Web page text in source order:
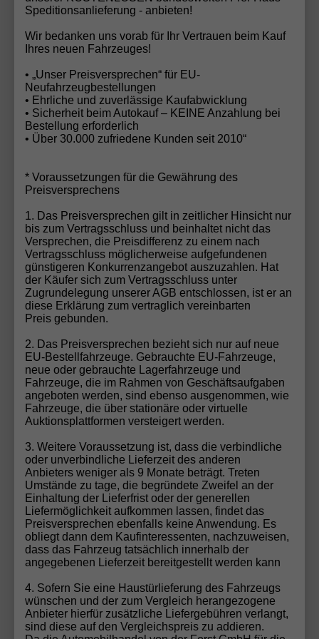
geprägt ist, setzt die Automobilhandel von der Forst
GmbH auf langfristige Kundenbeziehungen, ehrliche
Beratung und nachvollziehbare Angebote – und wird
belohnt.
Haben Sie Ihr Traumfahrzeug noch nicht entdeckt?
Kein Problem! Mit unserem
Konfiguratorkönnen Sie Ihr Wunschauto in
wenigen Schritten individuell zusammenstellen –
genau nach Ihren Vorstellungen. Alternativ senden
Sie uns IhreFahrzeuganfrage, und unser
erfahrenes Team findet das perfekte Fahrzeug für
Sie. Egal ob spezifische Ausstattung, Farbe oder
Modell – wir machen Ihren Autotraum wahr!
Gebrauchtwagen-Inzahlungnahme
Möchten Sie Ihren aktuellen Wagen in Zahlung
Gebrauchtwagen-Formular aus, und unser Team
erstellt Ihnen schnell und unkompliziert ein faires
Angebot für Ihr Fahrzeug. Wir übernehmen die
Bewertung und Abwicklung, damit Sie sich voll und
ganz auf Ihr neues EU-Fahrzeug freuen können.
Sparen Sie Zeit und profitieren Sie von unserem
Rundum-Service!
Speditionsanlieferung - anbieten!
Wir bedanken uns vorab für Ihr Vertrauen beim Kauf
Ihres neuen Fahrzeuges!
• „Unser Preisversprechen“ für EU-
Neufahrzeugbestellungen
• Ehrliche und zuverlässige Kaufabwicklung
• Sicherheit beim Autokauf – KEINE Anzahlung bei
Bestellung erforderlich
• Über 30.000 zufriedene Kunden seit 2010“
* Voraussetzungen für die Gewährung des
Preisversprechens
1. Das Preisversprechen gilt in zeitlicher Hinsicht nur
bis zum Vertragsschluss und beinhaltet nicht das
Versprechen, die Preisdifferenz zu einem nach
Vertragsschluss möglicherweise aufgefundenen
günstigeren Konkurrenzangebot auszuzahlen. Hat
der Käufer sich zum Vertragsschluss unter
Zugrundelegung unserer AGB entschlossen, ist er an
diese Erklärung zum vertraglich vereinbarten
Preis gebunden.
2. Das Preisversprechen bezieht sich nur auf neue
EU-Bestellfahrzeuge. Gebrauchte EU-Fahrzeuge,
neue oder gebrauchte Lagerfahrzeuge und
Fahrzeuge, die im Rahmen von Geschäftsaufgaben
angeboten werden, sind ebenso ausgenommen, wie
Fahrzeuge, die über stationäre oder virtuelle
Auktionsplattformen versteigert werden.
3. Weitere Voraussetzung ist, dass die verbindliche
oder unverbindliche Lieferzeit des anderen
Anbieters weniger als 9 Monate beträgt. Treten
Umstände zu tage, die begründete Zweifel an der
Einhaltung der Lieferfrist oder der generellen
Liefermöglichkeit aufkommen lassen, findet das
Preisversprechen ebenfalls keine Anwendung. Es
obliegt dann dem Kaufinteressenten, nachzuweisen,
dass das Fahrzeug tatsächlich innerhalb der
angegebenen Lieferzeit bereitgestellt werden kann
4. Sofern Sie eine Haustürlieferung des Fahrzeugs
wünschen und der zum Vergleich herangezogene
Anbieter hierfür zusätzliche Liefergebühren verlangt,
sind diese auf den Vergleichspreis zu addieren.